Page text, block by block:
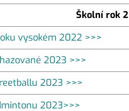
Školní rok
vysokém 2022 >>>
2023 >>>
2023 >>>
2023>>>